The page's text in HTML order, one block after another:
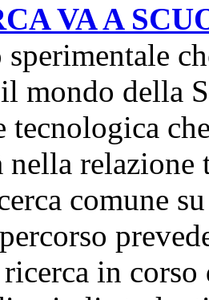
VA A
mondo della
tecnologica
comune
in